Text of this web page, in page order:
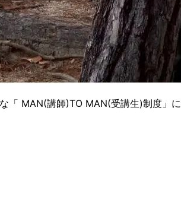
「 MAN(講師)TO MAN(受講生)制度」